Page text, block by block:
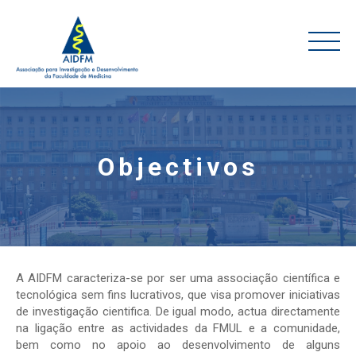
Objectivos
A AIDFM caracteriza-se por ser uma associação científica e
tecnológica sem fins lucrativos, que visa promover iniciativas
de investigação cientifica. De igual modo, actua directamente
na ligação entre as actividades da FMUL e a comunidade,
bem como no apoio ao desenvolvimento de alguns